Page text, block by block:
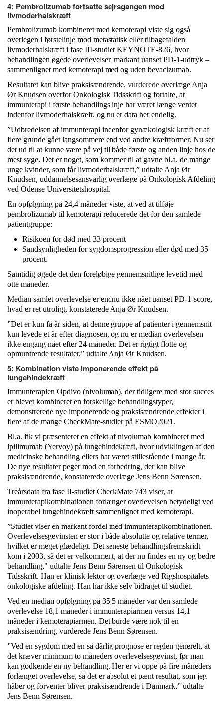
4: Pembrolizumab fortsatte sejrsgangen mod
livmoderhalskræft
Pembrolizumab kombineret med kemoterapi viste sig også
overlegen i førstelinje mod metastatisk eller tilbagefalden
livmoderhalskræft i fase III-studiet KEYNOTE-826, hvor
behandlingen øgede overlevelsen markant uanset PD-1-udtryk –
sammenlignet med kemoterapi med og uden bevacizumab.
Resultatet kan blive praksisændrende, vurderede overlæge Anja
Ør Knudsen overfor Onkologisk Tidsskrift og fortalte, at
immunterapi i første behandlingslinje har været længe ventet
indenfor livmoderhalskræft, og nu er data her endelig.
”Udbredelsen af immunterapi indenfor gynækologisk kræft er af
flere grunde gået langsommere end ved andre kræftformer. Nu ser
det ud til at kunne være på vej til både første og anden linje hos de
mest syge. Det er noget, som kommer til at gavne bl.a. de mange
unge kvinder, som får livmoderhalskræft,” udtalte Anja Ør
Knudsen, uddannelsesansvarlig overlæge på Onkologisk Afdeling
ved Odense Universitetshospital.
En opfølgning på 24,4 måneder viste, at ved at tilføje
pembrolizumab til kemoterapi reducerede det for den samlede
patientgruppe:
Risikoen for død med 33 procent
Sandsynligheden for sygdomsprogression eller død med 35
procent.
Samtidig øgede det den foreløbige gennemsnitlige levetid med
otte måneder.
Median samlet overlevelse er endnu ikke nået uanset PD-1-score,
hvad er ret utroligt, konstaterede Anja Ør Knudsen.
”Det er kun få år siden, at denne gruppe af patienter i gennemsnit
kun levede et år efter diagnosen, og nu er median overlevelsen
ikke engang nået efter 24 måneder. Det er rigtigt flotte og
opmuntrende resultater,” udtalte Anja Ør Knudsen.
5: Kombination viste imponerende effekt på
lungehindekræft
Immunterapien Opdivo (nivolumab), der tidligere med stor succes
er blevet kombineret en forskellige behandlingstyper,
demonstrerede nye imponerende og praksisændrende effekter i
flere af de mange CheckMate-studier på ESMO2021.
Bl.a. fik vi præsenteret en effekt af nivolumab kombineret med
ipilimumab (Yervoy) på lungehindekræft, hvor udviklingen af den
medicinske behandling ellers har været stillestående i mange år.
De nye resultater peger mod en forbedring, der kan blive
praksisændrende, konstaterede overlæge Jens Benn Sørensen.
Treårsdata fra fase II-studiet CheckMate 743 viser, at
immunterapikombinationen forlænger overlevelsen betydeligt ved
inoperabel lungehindekræft sammenlignet med kemoterapi.
”Studiet viser en markant fordel med immunterapikombinationen.
Overlevelsesgevinsten er stor i både absolutte og relative termer,
hvilket er meget glædeligt. Det seneste behandlingsfremskridt
kom i 2003, så det er velkomment, at der nu findes en ny og bedre
behandling," udtalte Jens Benn Sørensen til Onkologisk
Tidsskrift. Han er klinisk lektor og overlæge ved Rigshospitalets
onkologiske afdeling. Han har ikke selv bidraget til studiet.
Ved en median opfølgning på 35,5 måneder var den samlede
overlevelse 18,1 måneder i immunterapiarmen versus 14,1
måneder i kemoterapiarmen. Det burde være nok til en
praksisændring, vurderede Jens Benn Sørensen.
”Ved en sygdom med en så dårlig prognose er reglen generelt, at
det kræver minimum to måneders overlevelsesgevinst, før man
kan godkende en ny behandling. Her er vi oppe på fire måneders
forlænget overlevelse, så det er absolut et pænt resultat, som jeg
håber og forventer bliver praksisændrende i Danmark,” udtalte
Jens Benn Sørensen.